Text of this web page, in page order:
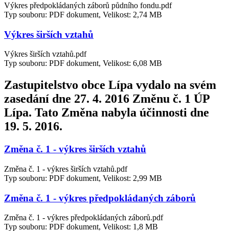
Výkres předpokládaných záborů půdního fondu.pdf
Typ souboru: PDF dokument, Velikost: 2,74 MB
Výkres širších vztahů
Výkres širších vztahů.pdf
Typ souboru: PDF dokument, Velikost: 6,08 MB
Zastupitelstvo obce Lípa vydalo na svém
zasedání dne 27. 4. 2016 Změnu č. 1 ÚP
Lípa. Tato Změna nabyla účinnosti dne
19. 5. 2016.
Změna č. 1 - výkres širších vztahů
Změna č. 1 - výkres širších vztahů.pdf
Typ souboru: PDF dokument, Velikost: 2,99 MB
Změna č. 1 - výkres předpokládaných záborů
Změna č. 1 - výkres předpokládaných záborů.pdf
Typ souboru: PDF dokument, Velikost: 1,8 MB